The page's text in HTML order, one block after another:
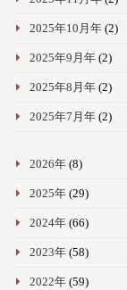
2025年10月年(2)
2025年9月年(2)
2025年8月年(2)
2025年7月年(2)
2026年(8)
2025年(29)
2024年(66)
2023年(58)
2022年(59)